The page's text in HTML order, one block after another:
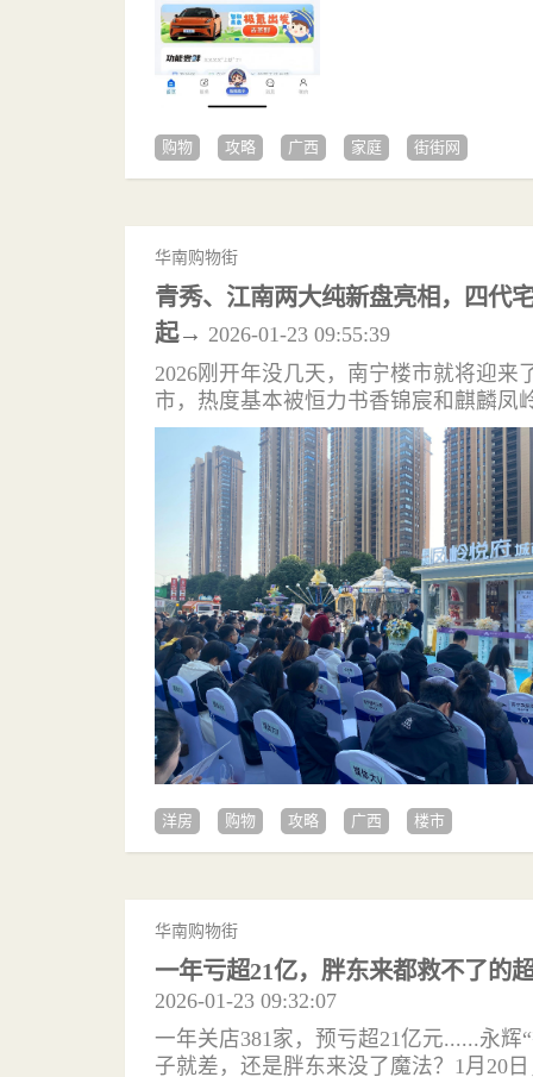
购物 攻略 广西 家庭 街街网
华南购物街
青秀、江南两大纯新盘亮相，四代
起→ 2026-01-23 09:55:39
2026刚开年没几天，南宁楼市就将迎来
市，热度基本被恒力书香锦宸和麒麟凤
洋房 购物 攻略 广西 楼市
华南购物街
一年亏超21亿，胖东来都救不了的
2026-01-23 09:32:07
一年关店381家，预亏超21亿元......永辉
子就差，还是胖东来没了魔法？1月20